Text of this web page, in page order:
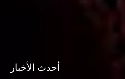
أحدث الأخبار